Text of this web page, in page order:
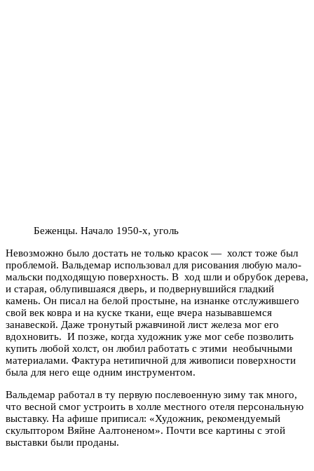
Беженцы. Начало 1950-х, уголь
Невозможно было достать не только красок — холст тоже был
проблемой. Вальдемар использовал для рисования любую мало-
мальски подходящую поверхность. В ход шли и обрубок дерева,
и старая, облупившаяся дверь, и подвернувшийся гладкий
камень. Он писал на белой простыне, на изнанке отслужившего
свой век ковра и на куске ткани, еще вчера называвшемся
занавеской. Даже тронутый ржавчиной лист железа мог его
вдохновить. И позже, когда художник уже мог себе позволить
купить любой холст, он любил работать с этими необычными
материалами. Фактура нетипичной для живописи поверхности
была для него еще одним инструментом.
Вальдемар работал в ту первую послевоенную зиму так много,
что весной смог устроить в холле местного отеля персональную
выставку. На афише приписал: «Художник, рекомендуемый
скульптором Вяйне Аалтоненом». Почти все картины с этой
выставки были проданы.